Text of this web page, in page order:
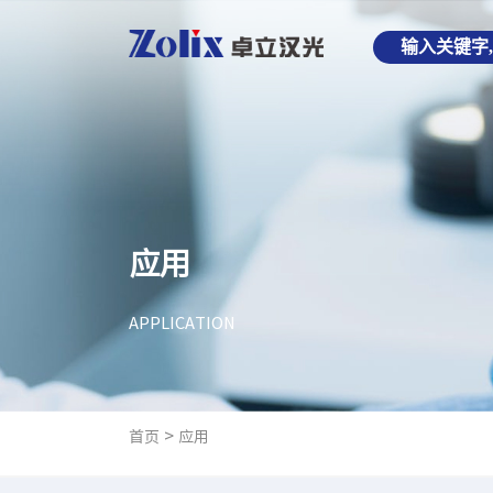
应用
APPLICATION
首页 > 应用